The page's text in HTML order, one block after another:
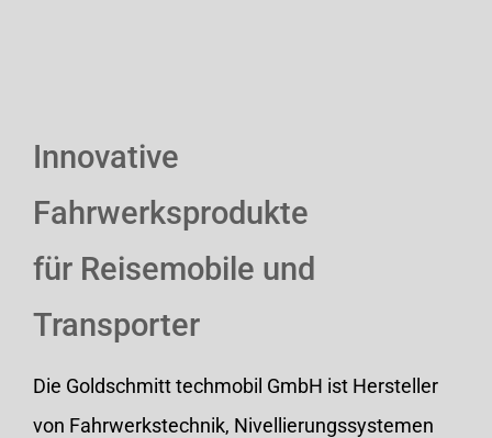
Innovative
Fahrwerksprodukte
für Reisemobile und
Transporter
Die Goldschmitt techmobil GmbH ist Hersteller
von Fahrwerkstechnik, Nivellierungssystemen